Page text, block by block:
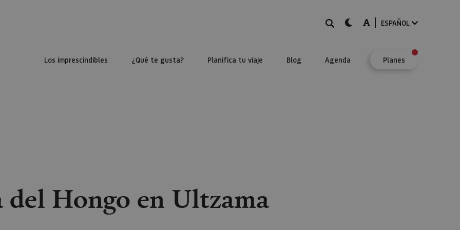
BUSCARdark-mode
A-modeESPAÑOL
Los imprescindibles ¿Qué te gusta? Planifica tu viaje Blog Agenda Planes
del Hongo en Ultzama